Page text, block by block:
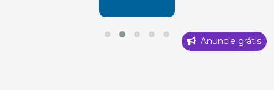
Anuncie grátis